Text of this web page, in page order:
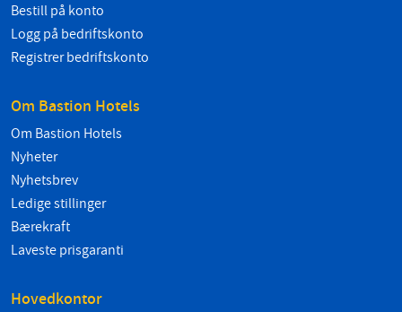
Bestill på konto
Logg på bedriftskonto
Registrer bedriftskonto
Om Bastion Hotels
Om Bastion Hotels
Nyheter
Nyhetsbrev
Ledige stillinger
Bærekraft
Laveste prisgaranti
Hovedkontor